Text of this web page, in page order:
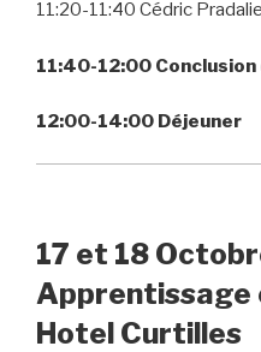
11:20-11:40 Cédric
11:40-12:00
12:00-14:00 Déjeuner
17 et 18
Apprentissage
Hotel Curtilles